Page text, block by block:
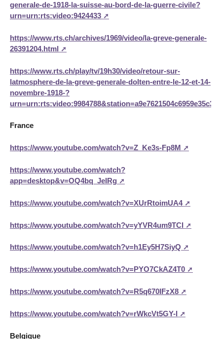
generale-de-1918-la-suisse-au-bord-de-la-guerre-civile?
urn=urn:rts:video:9424433
https://www.rts.ch/archives/1969/video/la-greve-generale-
26391204.html
https://www.rts.ch/play/tv/19h30/video/retour-sur-
latmosphere-de-la-greve-generale-dolten-entre-le-12-et-14-
novembre-1918-?
France
https://www.youtube.com/watch?v=Z_Ke3s-Fp8M
https://www.youtube.com/watch?
app=desktop&v=OQ4bq_JeIRg
https://www.youtube.com/watch?v=XUrRtoimUA4
https://www.youtube.com/watch?v=yYVR4um9TCI
https://www.youtube.com/watch?v=h1Ey5H7SiyQ
https://www.youtube.com/watch?v=PYO7CkAZ4T0
https://www.youtube.com/watch?v=R5q670IFzX8
https://www.youtube.com/watch?v=rWkcVt5GY-I
Belgique